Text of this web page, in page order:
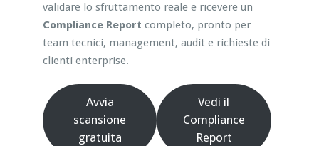
validare lo sfruttamento reale e ricevere un
Compliance Report completo, pronto per
team tecnici, management, audit e richieste di
clienti enterprise.
Avvia
scansione
gratuita
Vedi il
Compliance
Report